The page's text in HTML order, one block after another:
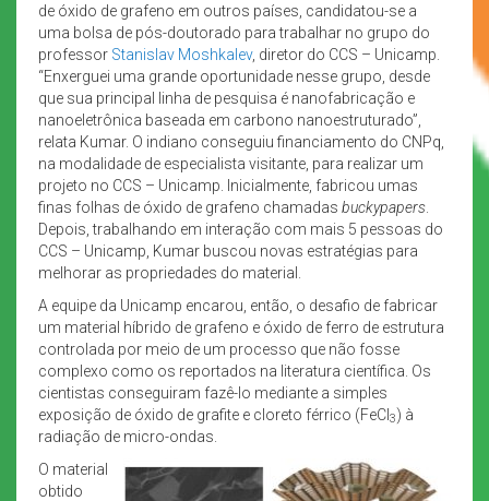
de óxido de grafeno em outros países, candidatou-se a
uma bolsa de pós-doutorado para trabalhar no grupo do
professor Stanislav Moshkalev, diretor do CCS – Unicamp.
“Enxerguei uma grande oportunidade nesse grupo, desde
que sua principal linha de pesquisa é nanofabricação e
nanoeletrônica baseada em carbono nanoestruturado”,
relata Kumar. O indiano conseguiu financiamento do CNPq,
na modalidade de especialista visitante, para realizar um
projeto no CCS – Unicamp. Inicialmente, fabricou umas
finas folhas de óxido de grafeno chamadas buckypapers
Depois, trabalhando em interação com mais 5 pessoas do
CCS – Unicamp, Kumar buscou novas estratégias para
melhorar as propriedades do material.
A equipe da Unicamp encarou, então, o desafio de fabricar
um material híbrido de grafeno e óxido de ferro de estrutura
controlada por meio de um processo que não fosse
complexo como os reportados na literatura científica. Os
cientistas conseguiram fazê-lo mediante a simples
exposição de óxido de grafite e cloreto férrico (FeCl 3) à
radiação de micro-ondas.
O material
obtido